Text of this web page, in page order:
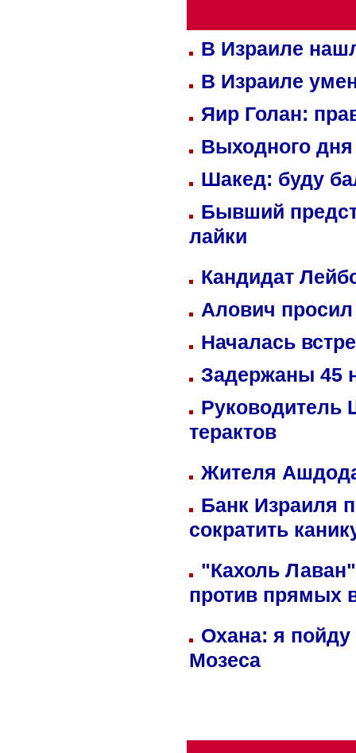
В Израиле
В Израиле
Яир Голан:
Выходного
Шакед: буду
Бывший
лайки
Кандидат
Алович просил
Началась
Задержаны 45
Руководитель
терактов
Жителя
Банк Израиля
сократить
"Кахоль
против прямых
Охана: я пойду
Мозеса